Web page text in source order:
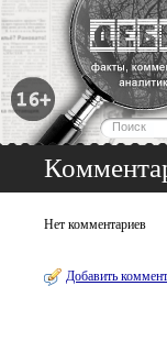
Нет комментариев
Добавить